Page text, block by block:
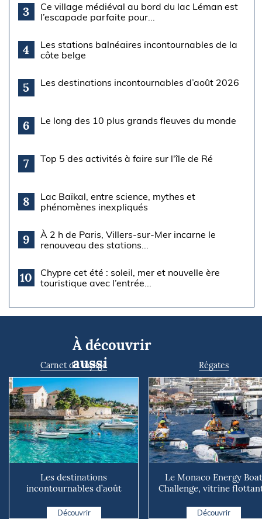
3
Ce village médiéval au bord du lac Léman est
l’escapade parfaite pour...
4
Les stations balnéaires incontournables de la
côte belge
5 Les destinations incontournables d’août 2026
6 Le long des 10 plus grands fleuves du monde
7 Top 5 des activités à faire sur l'île de Ré
8
Lac Baïkal, entre science, mythes et
phénomènes inexpliqués
9
À 2 h de Paris, Villers-sur-Mer incarne le
renouveau des stations...
10
Chypre cet été : soleil, mer et nouvelle ère
touristique avec l’entrée...
À découvrir
aussi
Carnet de voyage
Les destinations
incontournables d’août
Découvrir
Régates
Le Monaco Energy Boat
Challenge, vitrine
Découvrir